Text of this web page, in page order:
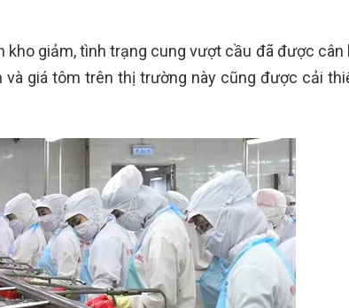
kho giảm, tình trạng cung vượt cầu đã được cân
giá tôm trên thị trường này cũng được cải